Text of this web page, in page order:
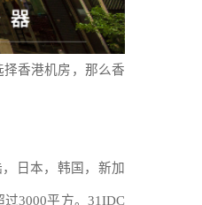
香港机房，那么香
日本，韩国，新加
过3000平方。31IDC